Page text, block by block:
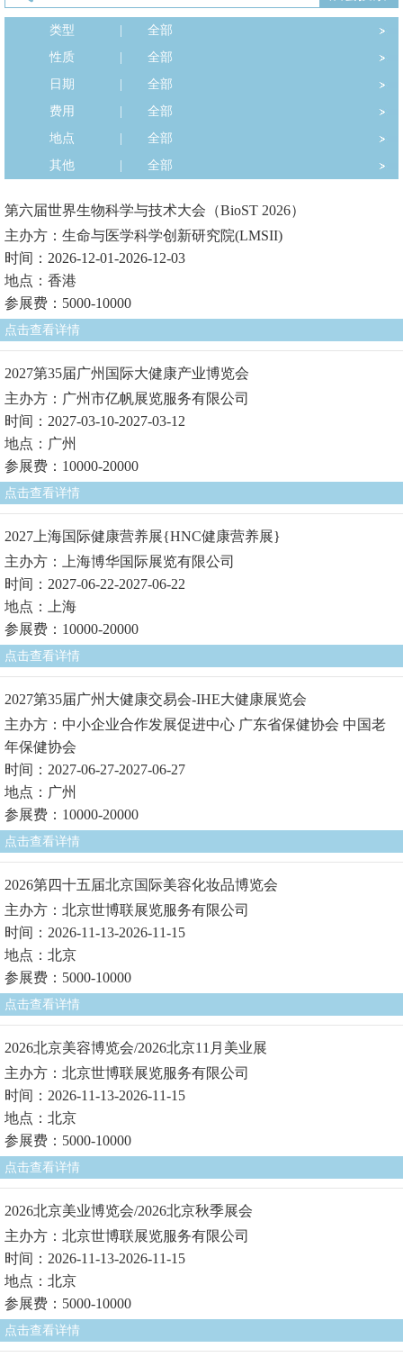
类型
全部
性质
全部
日期
全部
费用
全部
地点
全部
其他
全部
第六届世界生物科学与技术大会（BioST 2026）
主办方：生命与医学科学创新研究院(LMSII)
时间：2026-12-01-2026-12-03
地点：香港
参展费：5000-10000
点击查看详情
2027第35届广州国际大健康产业博览会
主办方：广州市亿帆展览服务有限公司
时间：2027-03-10-2027-03-12
地点：广州
参展费：10000-20000
点击查看详情
2027上海国际健康营养展{HNC健康营养展}
主办方：上海博华国际展览有限公司
时间：2027-06-22-2027-06-22
地点：上海
参展费：10000-20000
点击查看详情
2027第35届广州大健康交易会-IHE大健康展览会
主办方：中小企业合作发展促进中心 广东省保健协会 中国老
年保健协会
时间：2027-06-27-2027-06-27
地点：广州
参展费：10000-20000
点击查看详情
2026第四十五届北京国际美容化妆品博览会
主办方：北京世博联展览服务有限公司
时间：2026-11-13-2026-11-15
地点：北京
参展费：5000-10000
点击查看详情
2026北京美容博览会/2026北京11月美业展
主办方：北京世博联展览服务有限公司
时间：2026-11-13-2026-11-15
地点：北京
参展费：5000-10000
点击查看详情
2026北京美业博览会/2026北京秋季展会
主办方：北京世博联展览服务有限公司
时间：2026-11-13-2026-11-15
地点：北京
参展费：5000-10000
点击查看详情